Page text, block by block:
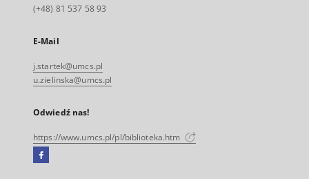
(+48) 81 537 58 93
E-Mail
j.startek@umcs.pl
u.zielinska@umcs.pl
Odwiedź nas!
https://www.umcs.pl/pl/biblioteka.htm
Facebook